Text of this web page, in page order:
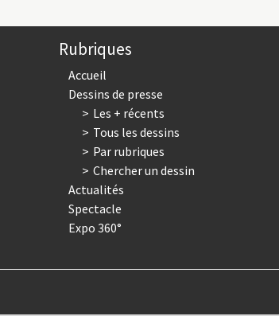
Rubriques
Accueil
Dessins de presse
Les + récents
Tous les dessins
Par rubriques
Chercher un dessin
Actualités
Spectacle
Expo 360°